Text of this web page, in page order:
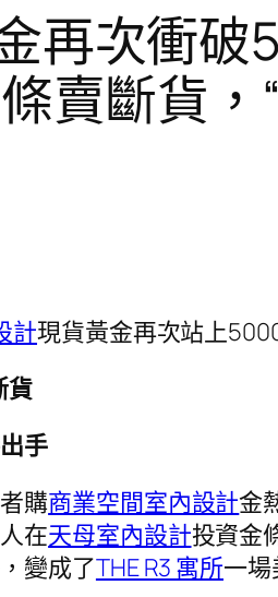
再次衝破
賣斷貨，
計現貨黃金再次站上
貨
手
購商業空間室內設計金
在天母室內設計投資金
變成了THE R3 寓所一場